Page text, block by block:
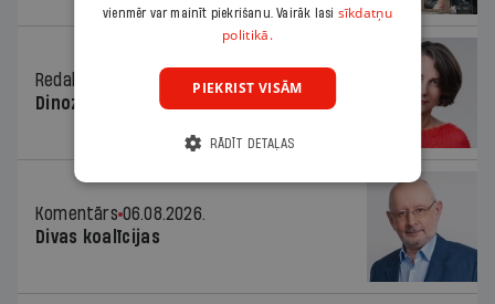
Redaktores sleja
06.08.2026.
Dinozaura triks
Komentārs 06.08.2026.
Divas koalīcijas
vienmēr var mainīt piekrišanu. Vairāk lasi sīkdatņu
politikā.
PIEKRIST VISĀM
RĀDĪT DETAĻAS